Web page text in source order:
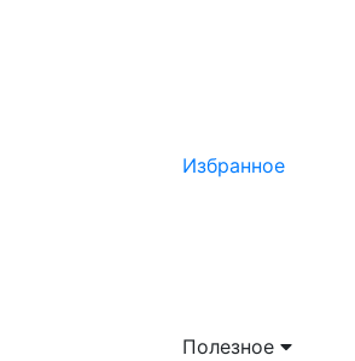
Избранное
Полезное